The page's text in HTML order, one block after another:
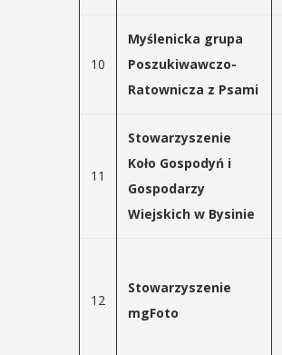
10
Myślenicka grupa
Poszukiwawczo-
Ratownicza z Psami
11
Stowarzyszenie
Koło Gospodyń i
Gospodarzy
Wiejskich w Bysinie
12
Stowarzyszenie
mgFoto